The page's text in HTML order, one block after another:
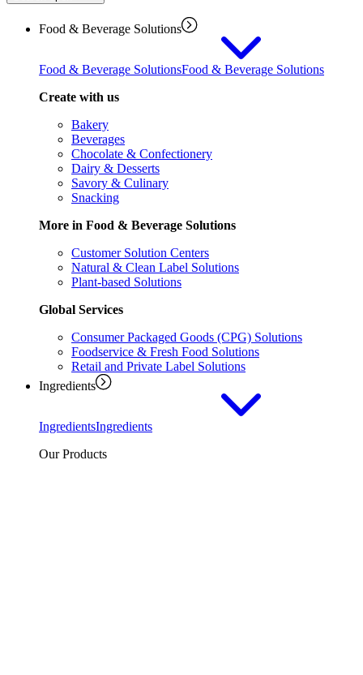
Food & Beverage Solutions
Food & Beverage SolutionsFood & Beverage Solutions
Create with us
Bakery
Beverages
Chocolate & Confectionery
Dairy & Desserts
Savory & Culinary
Snacking
More in Food & Beverage Solutions
Customer Solution Centers
Natural & Clean Label Solutions
Plant-based Solutions
Global Services
Consumer Packaged Goods (CPG) Solutions
Foodservice & Fresh Food Solutions
Retail and Private Label Solutions
Ingredients
IngredientsIngredients
Our Products